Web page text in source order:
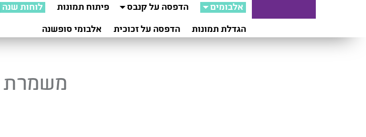
אלבומים הדפסה על קנבס פיתוח תמונות לוחות שנה
הגדלת תמונות
הדפסה על זכוכית אלבומי סופשנה
משמרת